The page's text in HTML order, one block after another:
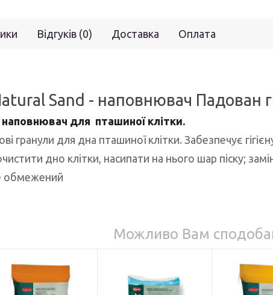
Відгуків (0) Доставка Оплата
Sand - наповнювач Падован
наповнювач для пташиної клітки.
гранули для дна пташиної клітки. Забезпечує
дно клітки, насипати на нього шар піску;
обмежений
Можливо Вам